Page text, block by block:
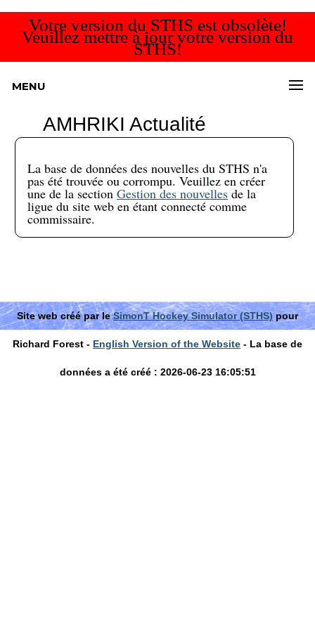
Votre version du STHS est obsolète!
Veuillez mettre à jour votre version du
STHS!
MENU
AMHRIKI Actualité
La base de données des nouvelles du STHS n'a
pas été trouvée ou corrompu. Veuillez en créer
une de la section Gestion des nouvelles de la
ligue du site web en étant connecté comme
commissaire.
Site web créé par leSimonT Hockey Simulator (STHS)pour
Richard Forest - English Version of the Website - La base de
données a été créé : 2026-06-23 16:05:51